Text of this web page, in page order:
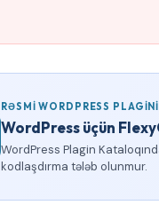
RƏSMI WORDPRESS PLAGINI
WordPress üçün
WordPress Plagin
kodlaşdırma tələb olunmur.